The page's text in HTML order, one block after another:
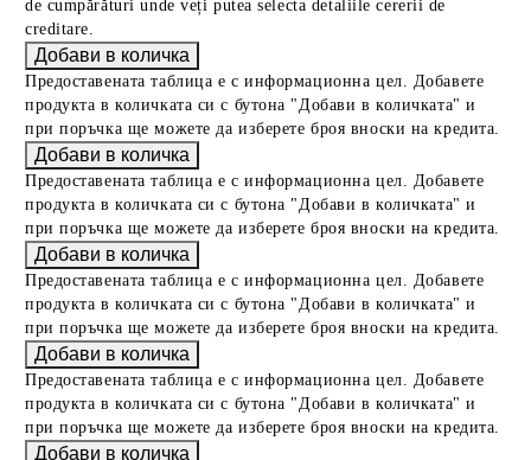
de cumpărături unde veți putea selecta detaliile cererii de
creditare.
Предоставената таблица е с информационна цел. Добавете
продукта в количката си с бутона "Добави в количката" и
при поръчка ще можете да изберете броя вноски на кредита.
Предоставената таблица е с информационна цел. Добавете
продукта в количката си с бутона "Добави в количката" и
при поръчка ще можете да изберете броя вноски на кредита.
Предоставената таблица е с информационна цел. Добавете
продукта в количката си с бутона "Добави в количката" и
при поръчка ще можете да изберете броя вноски на кредита.
Предоставената таблица е с информационна цел. Добавете
продукта в количката си с бутона "Добави в количката" и
при поръчка ще можете да изберете броя вноски на кредита.